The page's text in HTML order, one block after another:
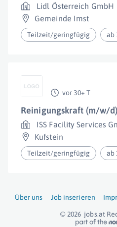
Lidl Österreich GmbH
Gemeinde Imst
Teilzeit/geringfügig ab
vor 30+ T
Reinigungskraft (m/w/d)
ISS Facility Services
Kufstein
Teilzeit/geringfügig ab
Über uns Job inserieren
© 2026 jobs.at